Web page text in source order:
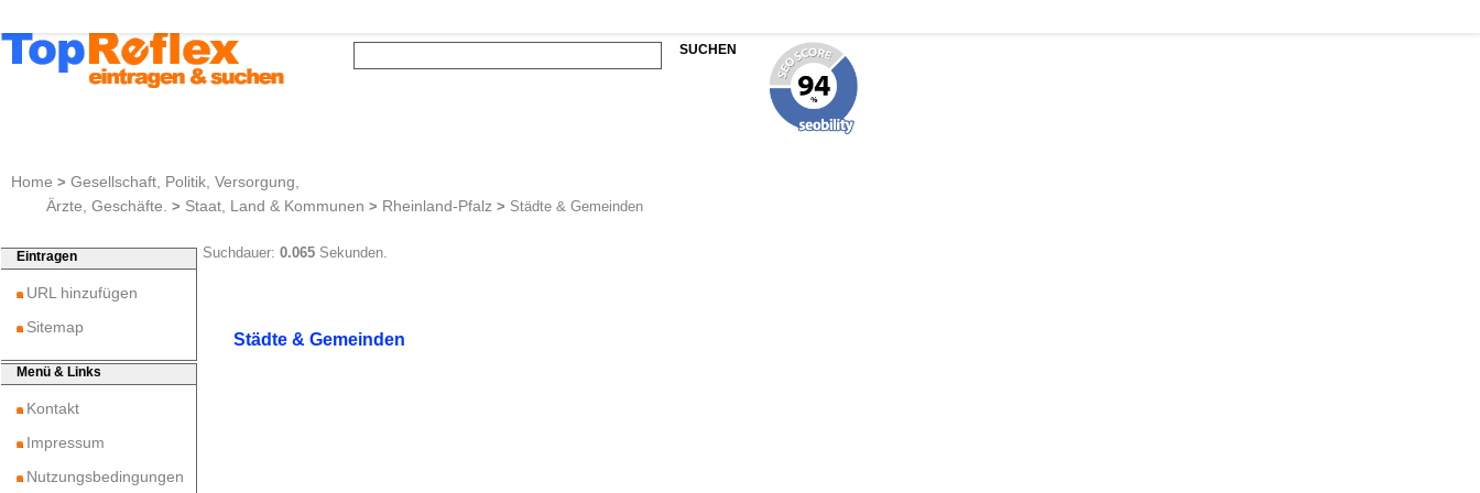
SUCHEN
Home > Gesellschaft, Politik, Versorgung,
Ärzte, Geschäfte. > Staat, Land & Kommunen > Rheinland-Pfalz > Städte & Gemeinden
Ergebnisse0von ungefähr0. Suchdauer: 0.065 Sekunden.
Städte & Gemeinden
Eintragen
URL hinzufügen
Sitemap
Menü & Links
Kontakt
Impressum
Nutzungsbedingungen